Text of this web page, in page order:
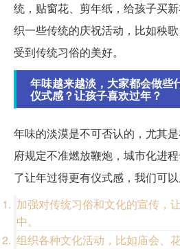
统，贴窗花、剪年纸，给孩子买
织一些传统的庆祝活动，比如秧
受到传统习俗的美好。
年味越来越淡，大家都会做些
仪式感？让孩子喜欢过年？
年味的淡漠是不可否认的，尤其
府规定不准燃放鞭炮，城市化进
了让年过得更有仪式感，我们可
加强对传统习俗和文化的宣传，
中。
组织各种文化活动，比如庙会、